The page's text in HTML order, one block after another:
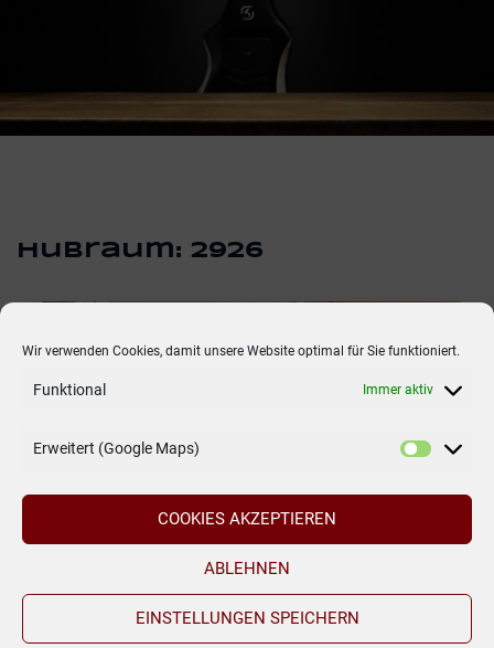
Wir verwenden Cookies, damit unsere Website optimal für Sie funktioniert.
Funktional Immer aktiv
Erweitert (Google Maps)
COOKIES AKZEPTIEREN
ABLEHNEN
EINSTELLUNGEN SPEICHERN
Hubraum: 2926